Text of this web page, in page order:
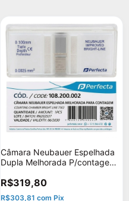
Câmara Neubauer Espelhada
Dupla Melhorada P/contagem
R$319,80
R$303,81com Pix